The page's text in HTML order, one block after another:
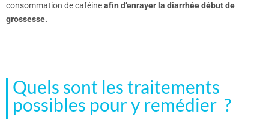
consommation de caféineafin d’enrayer la diarrhée début de
grossesse.
Quels sont les traitements
possibles pour y remédier ?